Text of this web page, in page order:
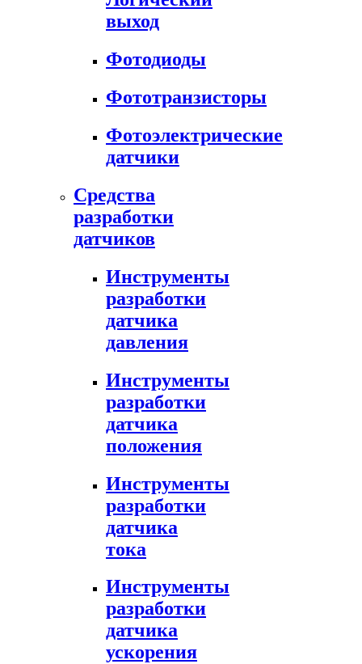
выход
Фотодиоды
Фототранзисторы
Фотоэлектрические
датчики
Средства
разработки
датчиков
Инструменты
разработки
датчика
давления
Инструменты
разработки
датчика
положения
Инструменты
разработки
датчика
тока
Инструменты
разработки
датчика
ускорения